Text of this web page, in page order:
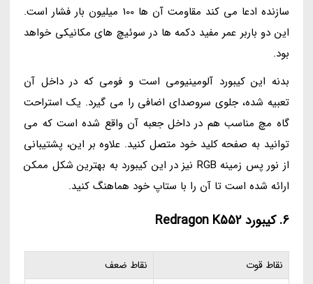
سازنده ادعا می کند مقاومت آن ها 100 میلیون بار فشار است.
این دو باربر عمر مفید دکمه ها در سوئیچ های مکانیکی خواهد
بود.
بدنه این کیبورد آلومینیومی است و فومی که در داخل آن
تعبیه شده، جلوی سروصدای اضافی را می گیرد. یک استراحت
گاه مچ مناسب هم در داخل جعبه آن واقع شده است که می
توانید به صفحه کلید خود متصل کنید. علاوه بر این، پشتیبانی
از نور پس زمینه RGB نیز در این کیبورد به بهترین شکل ممکن
ارائه شده است تا آن را با ستاپ خود هماهنگ کنید.
6. کیبورد Redragon K552
نقاط قوت نقاط ضعف